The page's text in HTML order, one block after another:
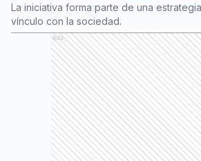
La iniciativa forma parte de una
vínculo con la sociedad.
Ads